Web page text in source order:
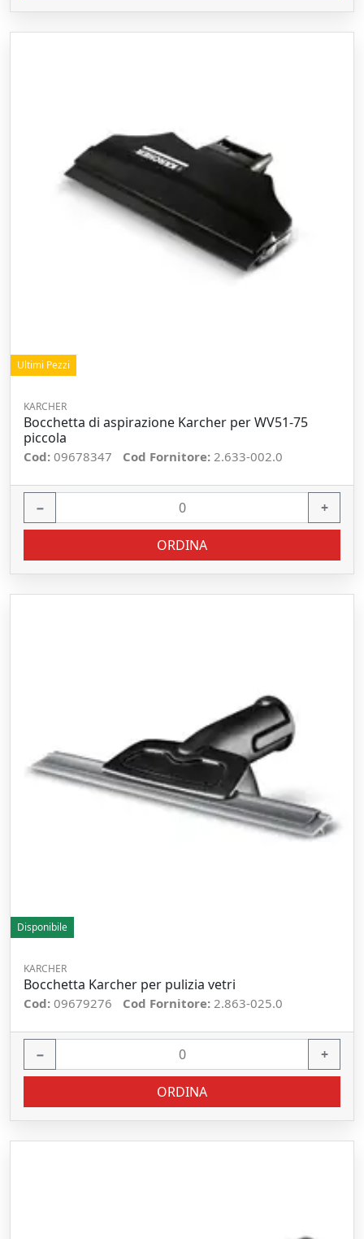
Ultimi Pezzi
KARCHER
Bocchetta di aspirazione Karcher per WV51-75
piccola
Cod: 09678347 Cod Fornitore: 2.633-002.0
− +
ORDINA
Disponibile
KARCHER
Bocchetta Karcher per pulizia vetri
Cod: 09679276 Cod Fornitore: 2.863-025.0
− +
ORDINA